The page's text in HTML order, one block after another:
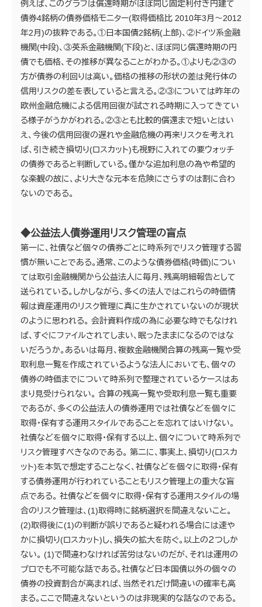
例えば、このグラフは償還時期がほぼ同じ固定利付き円建て
債券4銘柄の債券価格モニター(取得価格比 2010年3月～2012
年2月)の抜粋である。①日本国債2銘柄(上部)、②ドイツ系金融
機関(中段)、③英系金融機関(下段)と、ほぼ同じ償還時期の円
債でも価格、その推移が異なることがわかる。①よりも②③の
方が債券の利回りは高い。価格の推移の形状の差は発行体の
信用リスクの差を表していると言える。②③については昨年の
欧州金融危機による信用回復が試される時期に入ってきてい
る様子がうかがわれる。②③とも比較的償還まで短いとはい
え、今後の信用回復の遅れや金融危機の再来リスクを考えれ
ば、引き続き損切り(ロスカット)も視野に入れての要ウォッチ
の債券であると判断している。僅かな追加利息の為や希望的
な楽観の故に、より大きな元本を危険にさらすのは割に合わ
ないのである。
◆公益法人債券運用リスク管理の盲点
第一に、社債など個々の債券ごとに時系列でリスク管理する習
慣が無いことである。通常、このような債券価格(時価)につい
ては取引金融機関から公益法人に毎月、残高明細報告として
送られている。しかしながら、多くの法人ではこれらの時価情
報は資産運用のリスク管理に真に生かされていないのが現状
のように思われる。 会計資料作成の為に必要な時でもなけれ
ば、すぐにファイルされてしまい、眠ったままになるのではな
いだろうか。あるいは毎月、複数金融機関合算の残高一覧や受
取利息一覧を作成されているような法人においても、個々の
債券の時価までについて時系列で整理されているケースはあ
まり見受けられない。 合算の残高一覧や受取利息一覧も重要
であるが、多くの公益法人の債券運用では社債などを個々に
取得・保有する運用スタイルであることを忘れてはいけない。
社債などを個々に取得・保有する以上、個々について時系列で
リスク管理すべきなのである。 第二に、事実上、損切り(ロスカ
ット)を本気で想定することなく、社債などを個々に取得・保有
する債券運用が行われていることもリスク管理上の重大な盲
点である。 社債などを個々に取得・保有する運用スタイルの場
合のリスク管理は、(1)取得時に銘柄選択を間違えないこと。
(2)取得後に(1)の判断が誤りであると疑われる場合には速や
かに損切り(ロスカット)し、損失の拡大を防ぐ。以上の２つしか
ない。 (1)で間違わなければ苦労はないのだが、それは運用の
プロでも不可能な話である。社債など日本国債以外の個々の
債券の投資割合が高まれば、当然それだけ間違いの確率も高
まる。ここで間違えないというのは非現実的な話なのである。